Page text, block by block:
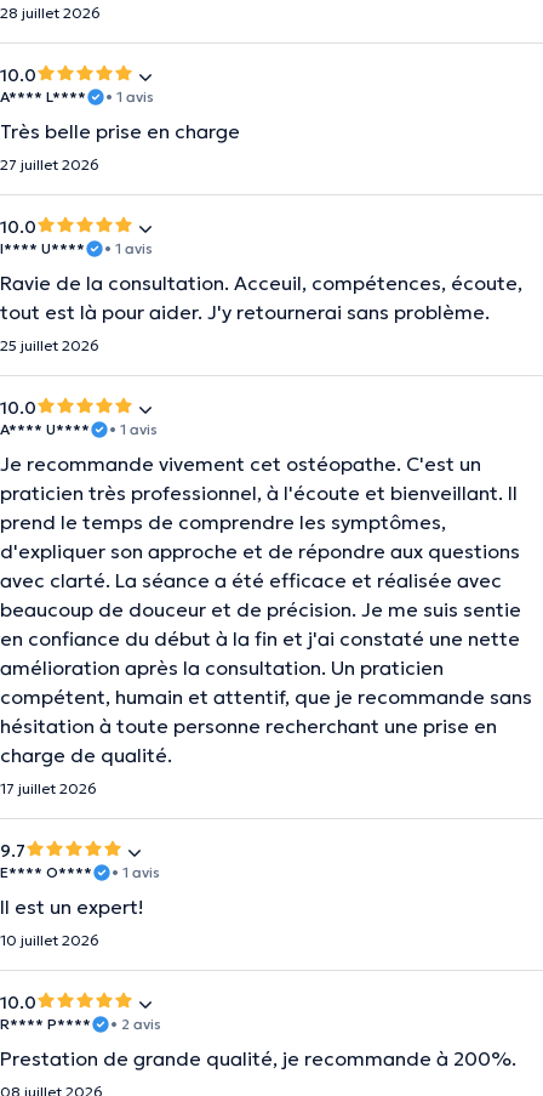
28 juillet 2026
10.0
A**** L**** • 1 avis
Très belle prise en charge
27 juillet 2026
10.0
I**** U**** • 1 avis
Ravie de la consultation. Acceuil, compétences, écoute,
tout est là pour aider. J'y retournerai sans problème.
25 juillet 2026
10.0
A**** U**** • 1 avis
Je recommande vivement cet ostéopathe. C'est un
praticien très professionnel, à l'écoute et bienveillant. Il
prend le temps de comprendre les symptômes,
d'expliquer son approche et de répondre aux questions
avec clarté. La séance a été efficace et réalisée avec
beaucoup de douceur et de précision. Je me suis sentie
en confiance du début à la fin et j'ai constaté une nette
amélioration après la consultation. Un praticien
compétent, humain et attentif, que je recommande sans
hésitation à toute personne recherchant une prise en
charge de qualité.
17 juillet 2026
9.7
E**** O**** • 1 avis
Il est un expert!
10 juillet 2026
10.0
R**** P**** • 2 avis
Prestation de grande qualité, je recommande à 200%.
08 juillet 2026